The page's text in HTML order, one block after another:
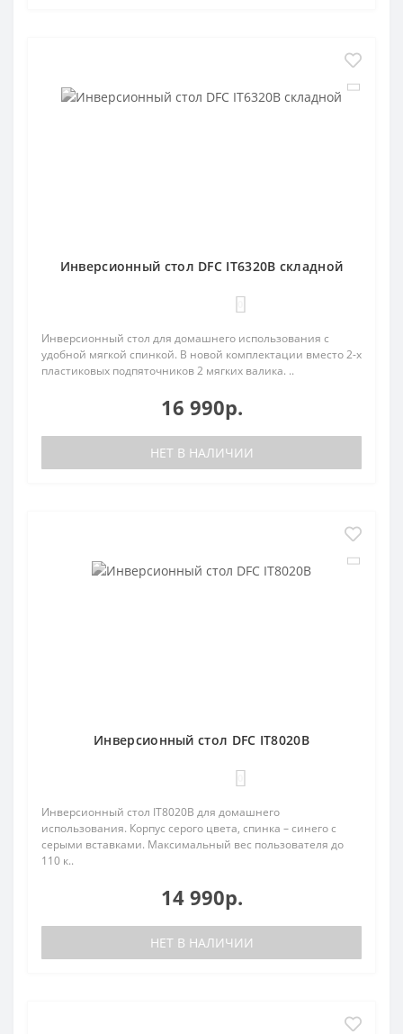
Инверсионный стол DFC IT6320B складной
Инверсионный стол для домашнего использования с
удобной мягкой спинкой. В новой комплектации вместо 2-х
пластиковых подпяточников 2 мягких валика. ..
16 990р.
НЕТ В НАЛИЧИИ
Инверсионный стол DFC IT8020B
Инверсионный стол IT8020B для домашнего
использования. Корпус серого цвета, спинка – синего с
серыми вставками. Максимальный вес пользователя до
110 к..
14 990р.
НЕТ В НАЛИЧИИ